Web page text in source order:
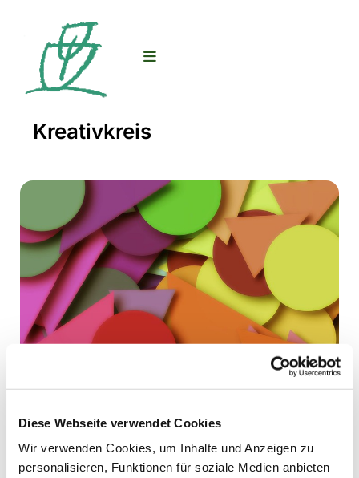
Diese Webseite verwendet Cookies
Wir verwenden Cookies, um Inhalte und Anzeigen zu
personalisieren, Funktionen für soziale Medien anbieten
Kreativkreis
20:00 Uhr